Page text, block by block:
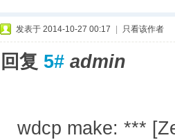
发表于 2014-10-27 00:17 只看该作者
回复 5# admin
wdcp make: ***